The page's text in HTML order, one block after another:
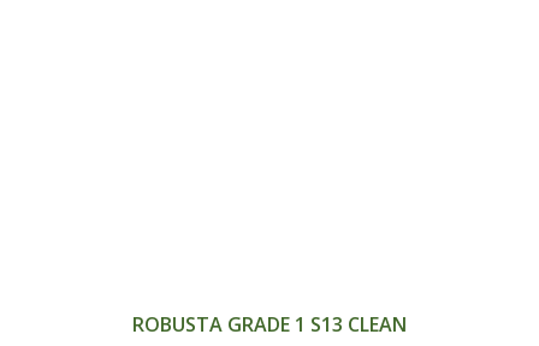
ROBUSTA GRADE 1 S13 CLEAN